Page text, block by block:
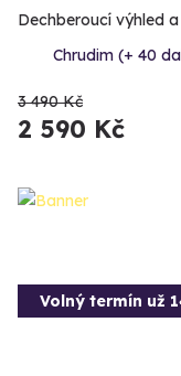
Dechberoucí výhled
Chrudim (+ 40
3 490 Kč
2 590 Kč
Volný termín už